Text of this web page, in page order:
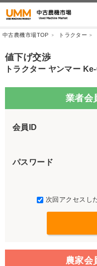
中古農機市場TOP トラクター
値下げ交渉
トラクター ヤンマー
業者会
会員ID
パスワード
次回アクセスし
農家会